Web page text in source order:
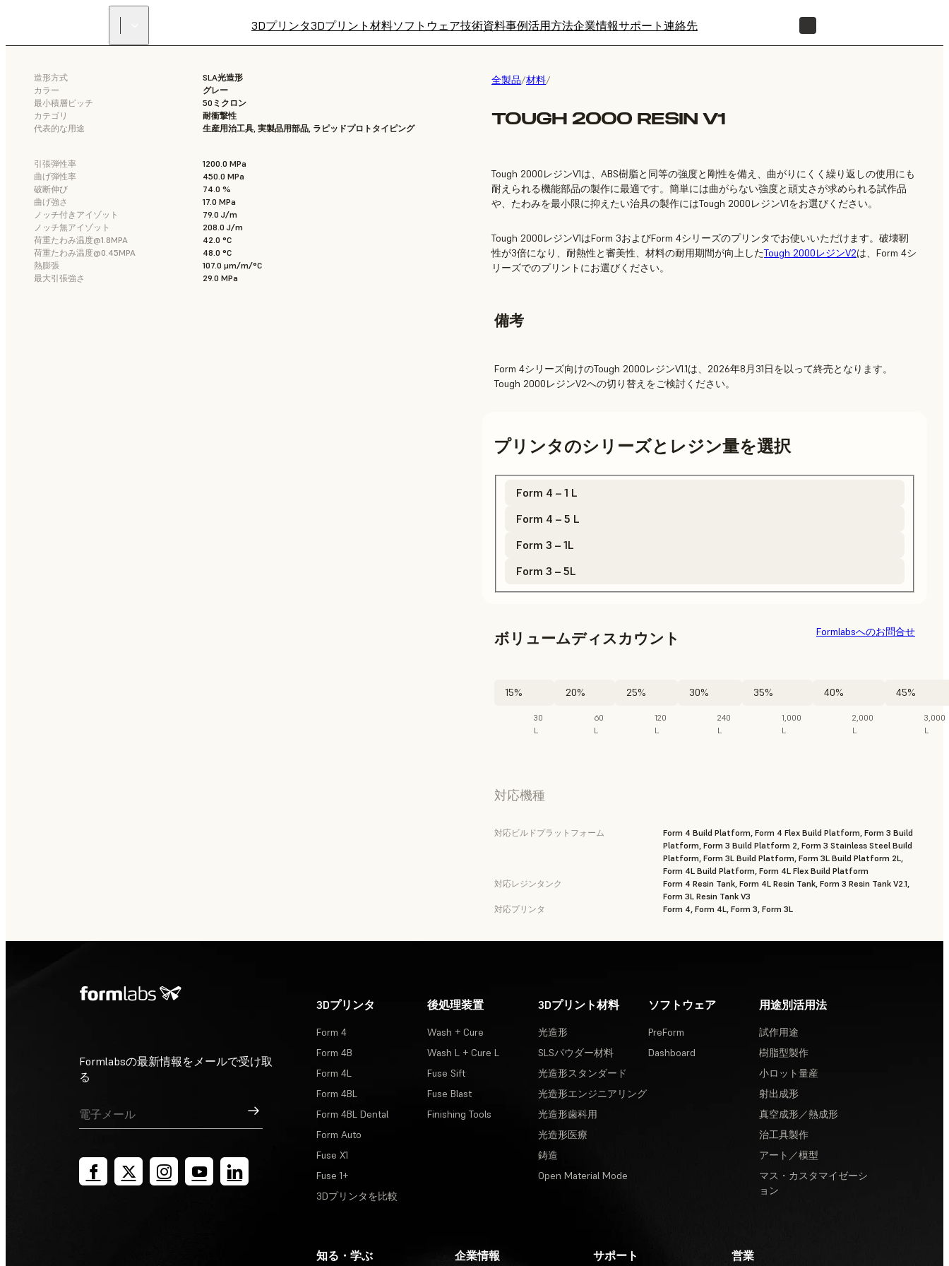
3Dプリンタ3Dプリント材料ソフトウェア技術資料事例活用方法企業情報サポート 連絡先
全製品/材料/
TOUGH 2000 RESIN V1
造形方式
SLA光造形
カラー
グレー
最小積層ピッチ
50ミクロン
カテゴリ
耐衝撃性
代表的な用途
生産用治工具, 実製品用部品, ラピッドプロトタイピング
引張弾性率
1200.0 MPa
曲げ弾性率
450.0 MPa
破断伸び
74.0 %
曲げ強さ
17.0 MPa
ノッチ付きアイゾット
79.0 J/m
ノッチ無アイゾット
208.0 J/m
荷重たわみ温度@1.8MPA
42.0 °C
荷重たわみ温度@0.45MPA
48.0 °C
熱膨張
107.0 μm/m/°C
最大引張強さ
29.0 MPa
Tough 2000レジンV1は、ABS樹脂と同等の強度と剛性を備え、曲がりにくく繰り返しの使用にも
耐えられる機能部品の製作に最適です。簡単には曲がらない強度と頑丈さが求められる試作品
や、たわみを最小限に抑えたい治具の製作にはTough 2000レジンV1をお選びください。
Tough 2000レジンV1はForm 3およびForm 4シリーズのプリンタでお使いいただけます。破壊靭
性が3倍になり、耐熱性と審美性、材料の耐用期間が向上したTough 2000レジンV2は、Form 4シ
リーズでのプリントにお選びください。
備考
Form 4シリーズ向けのTough 2000レジンV1.1は、2026年8月31日を以って終売となります。
Tough 2000レジンV2への切り替えをご検討ください。
プリンタのシリーズとレジン量を選択
Form 4 – 1 L
Form 4 – 5 L
Form 3 – 1L
Form 3 – 5L
ボリュームディスカウント
15%
30
L
20%
60
L
25%
120
L
30%
240
L
35%
1,000
L
40%
2,000
L
45%
3,000
L
Formlabsへのお問合せ
対応機種
対応ビルドプラットフォーム
Form 4 Build Platform, Form 4 Flex Build Platform, Form 3 Build
Platform, Form 3 Build Platform 2, Form 3 Stainless Steel Build
Platform, Form 3L Build Platform, Form 3L Build Platform 2L,
Form 4L Build Platform, Form 4L Flex Build Platform
対応レジンタンク
Form 4 Resin Tank, Form 4L Resin Tank, Form 3 Resin Tank V2.1,
Form 3L Resin Tank V3
対応プリンタ
Form 4, Form 4L, Form 3, Form 3L
Formlabsの最新情報をメールで受け取
る
サインアップ
3Dプリンタ
Form 4
Form 4B
Form 4L
Form 4BL
Form 4BL Dental
Form Auto
Fuse X1
Fuse 1+
3Dプリンタを比較
後処理装置
Wash + Cure
Wash L + Cure L
Fuse Sift
Fuse Blast
Finishing Tools
3Dプリント材料
光造形
SLSパウダー材料
光造形スタンダード
光造形エンジニアリング
光造形歯科用
光造形医療
鋳造
Open Material Mode
ソフトウェア
PreForm
Dashboard
用途別活用法
試作用途
樹脂型製作
小ロット量産
射出成形
真空成形／熱成形
治工具製作
アート／模型
マス・カスタマイゼーシ
ョン
知る・学ぶ 企業情報 サポート 営業